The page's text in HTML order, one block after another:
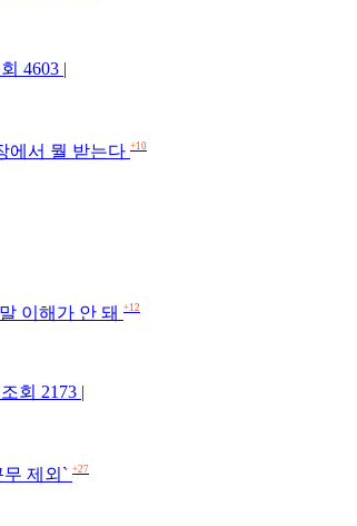
4603 |
에서 뭘 받는다 +10
이해가 안 돼 +12
회 2173 |
제외` +27